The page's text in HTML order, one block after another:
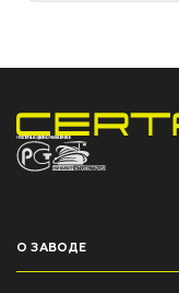
НПП «СПЕКТР» ЗАВОД ЛАКОКРАСОЧНЫХ МАТЕРИАЛОВ
О ЗАВОДЕ